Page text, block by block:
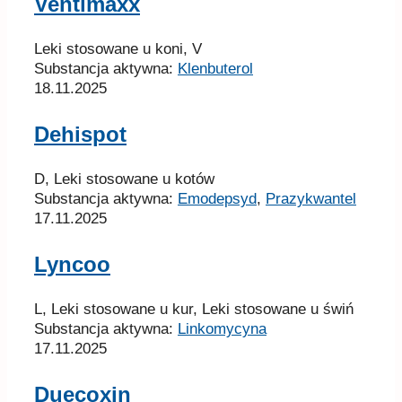
Leki stosowane u koni, V
Substancja aktywna: Klenbuterol
18.11.2025
Dehispot
D, Leki stosowane u kotów
Substancja aktywna: Emodepsyd, Prazykwantel
17.11.2025
Lyncoo
L, Leki stosowane u kur, Leki stosowane u świń
Substancja aktywna: Linkomycyna
17.11.2025
Duecoxin